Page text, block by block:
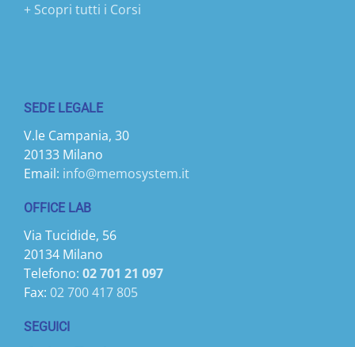
+ Scopri tutti i Corsi
SEDE LEGALE
V.le Campania, 30
20133 Milano
Email: info@memosystem.it
OFFICE LAB
Via Tucidide, 56
20134 Milano
Telefono: 02 701 21 097
Fax: 02 700 417 805
SEGUICI